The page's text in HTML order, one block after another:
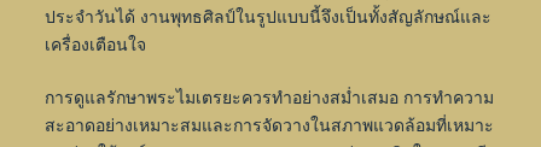
ประจำวันได้ งานพุทธศิลป์ในรูปแบบนี้จึงเป็นทั้งสัญลักษณ์และ
เครื่องเตือนใจ
การดูแลรักษาพระไมเตรยะควรทำอย่างสม่ำเสมอ การทำความ
สะอาดอย่างเหมาะสมและการจัดวางในสภาพแวดล้อมที่เหมาะ